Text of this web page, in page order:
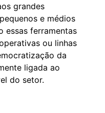
grandes
e médios
essas ferramentas
ou linhas
da
ligada ao
do setor.